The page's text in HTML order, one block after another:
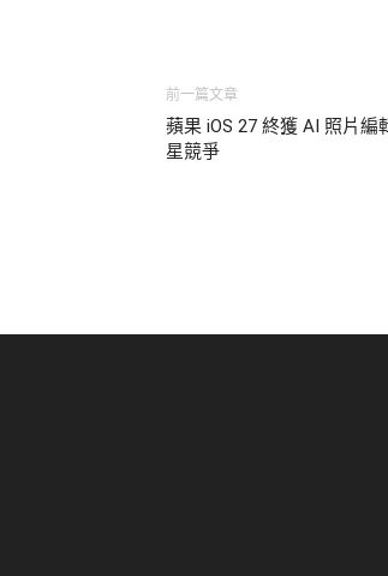
前一篇文章
蘋果 iOS 27 終獲 AI 照片編
星競爭